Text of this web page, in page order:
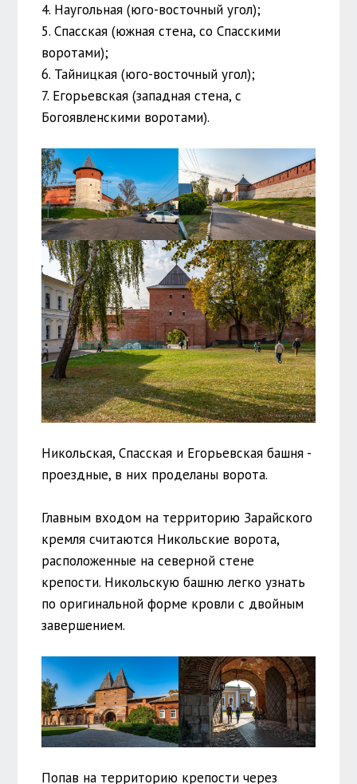
4. Наугольная (юго-восточный угол);
5. Спасская (южная стена, со Спасскими
воротами);
6. Тайницкая (юго-восточный угол);
7. Егорьевская (западная стена, с
Богоявленскими воротами).
Никольская, Спасская и Егорьевская башня -
проездные, в них проделаны ворота.
Главным входом на территорию Зарайского
кремля считаются Никольские ворота,
расположенные на северной стене
крепости. Никольскую башню легко узнать
по оригинальной форме кровли с двойным
завершением.
Попав на территорию крепости через